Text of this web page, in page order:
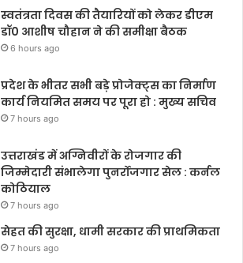
स्वतंत्रता दिवस की तैयारियों को लेकर डीएम
डॉ0 आशीष चौहान ने की समीक्षा बैठक
6 hours ago
प्रदेश के भीतर सभी बड़े प्रोजेक्ट्स का निर्माण
कार्य नियमित समय पर पूरा हो : मुख्य सचिव
7 hours ago
उत्तराखंड में अग्निवीरों के रोजगार की
जिम्मेदारी संभालेगा पुनर्रोजगार सेल : कर्नल
कोठियाल
7 hours ago
सेहत की सुरक्षा, धामी सरकार की प्राथमिकता
7 hours ago